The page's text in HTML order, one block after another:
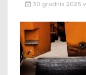
30 grudnia 2025